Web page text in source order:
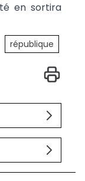
en sortira
république